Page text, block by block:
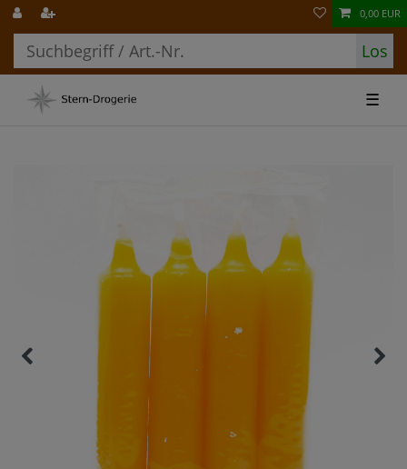
Los
0,00 EUR
☰